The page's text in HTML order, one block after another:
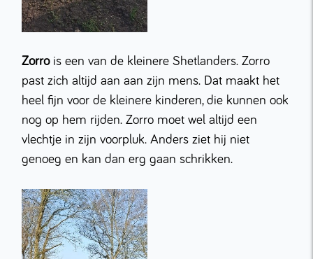
Zorrois een van de kleinere Shetlanders. Zorro
past zich altijd aan aan zijn mens. Dat maakt het
heel fijn voor de kleinere kinderen, die kunnen ook
nog op hem rijden. Zorro moet wel altijd een
vlechtje in zijn voorpluk. Anders ziet hij niet
genoeg en kan dan erg gaan schrikken.